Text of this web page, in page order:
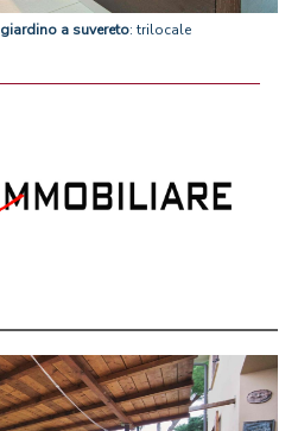
giardino a suvereto: trilocale